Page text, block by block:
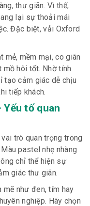
thư giãn. Vì thế,
lại sự thoải mái
Đặc biệt, vải Oxford
mẻ, mềm mại, co giãn
mồ hôi tốt. Nhờ tính
tạo cảm giác dễ chịu
tiếp khách.
Yếu tố quan
trò quan trọng trong
pastel nhẹ nhàng
chỉ thể hiện sự
giác thư giãn.
mẽ như đen, tím hay
nghiệp. Hãy chọn